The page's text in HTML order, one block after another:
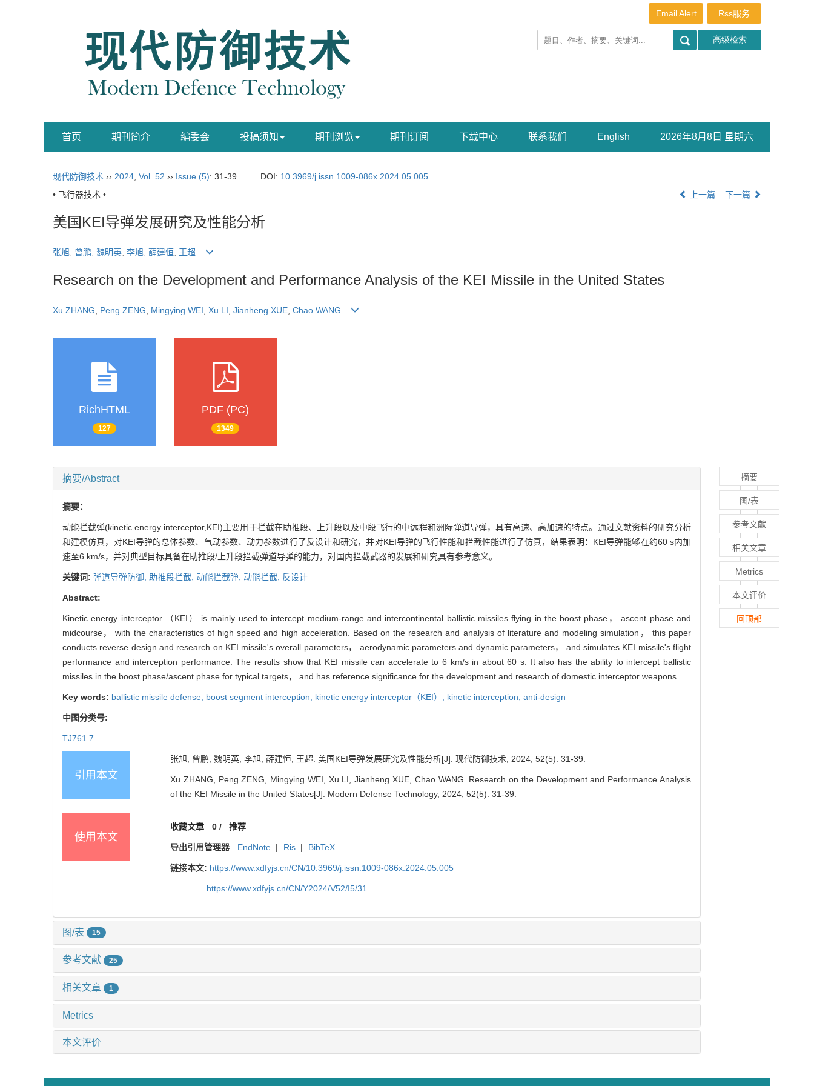
Rss服务
Email Alert
首页 期刊简介 编委会 投稿须知 期刊浏览 期刊订阅 下载中心 联系我们 English 2026年8月8日 星期六
现代防御技术 ›› 2024 Vol. 52 ›› Issue (5): 31-39. DOI: 10.3969/j.issn.1009-086x.2024.05.005
• 飞行器技术 •
上一篇 下一篇
美国KEI导弹发展研究及性能分析
张旭, 曾鹏, 魏明英, 李旭, 薛建恒, 王超
Research on the Development and Performance Analysis of the KEI Missile in the United States
Xu ZHANG Peng ZENG Mingying WEI Xu LI Jianheng XUE Chao WANG
RichHTML
127
PDF (PC)
1349
摘要/Abstract
摘要：
动能拦截弹(kinetic energy interceptor,KEI)主要用于拦截在助推段、上升段以及中段飞行的中远程和洲际弹道导弹，具有高速、高加速的特点。通过文献资料的研究分析
和建模仿真，对KEI导弹的总体参数、气动参数、动力参数进行了反设计和研究，并对KEI导弹的飞行性能和拦截性能进行了仿真，结果表明：KEI导弹能够在约60 s内加
速至6 km/s，并对典型目标具备在助推段/上升段拦截弹道导弹的能力，对国内拦截武器的发展和研究具有参考意义。
关键词: 弹道导弹防御, 助推段拦截, 动能拦截弹, 动能拦截, 反设计
Abstract:
Kinetic energy interceptor （KEI） is mainly used to intercept medium-range and intercontinental ballistic missiles flying in the boost phase， ascent phase and
midcourse， with the characteristics of high speed and high acceleration. Based on the research and analysis of literature and modeling simulation， this paper
conducts reverse design and research on KEI missile's overall parameters， aerodynamic parameters and dynamic parameters， and simulates KEI missile's flight
performance and interception performance. The results show that KEI missile can accelerate to 6 km/s in about 60 s. It also has the ability to intercept ballistic
missiles in the boost phase/ascent phase for typical targets， and has reference significance for the development and research of domestic interceptor weapons.
Key words: ballistic missile defense, boost segment interception, kinetic energy interceptor（KEI）, kinetic interception, anti-design
中图分类号:
TJ761.7
引用本文
张旭, 曾鹏, 魏明英, 李旭, 薛建恒, 王超. 美国KEI导弹发展研究及性能分析[J]. 现代防御技术, 2024, 52(5): 31-39.
Xu ZHANG, Peng ZENG, Mingying WEI, Xu LI, Jianheng XUE, Chao WANG. Research on the Development and Performance Analysis
of the KEI Missile in the United States[J]. Modern Defense Technology, 2024, 52(5): 31-39.
使用本文
收藏文章 0/ 推荐
导出引用管理器 EndNote | Ris | BibTeX
链接本文: https://www.xdfyjs.cn/CN/10.3969/j.issn.1009-086x.2024.05.005
https://www.xdfyjs.cn/CN/Y2024/V52/I5/31
图/表 15
参考文献 25
相关文章 1
Metrics
本文评价
摘要
图/表
参考文献
相关文章
Metrics
本文评价
回顶部